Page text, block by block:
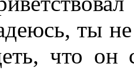
ты
что он